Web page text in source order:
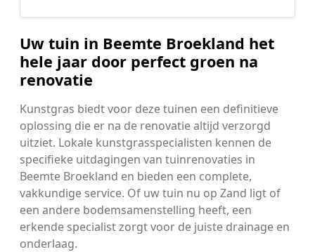
Uw tuin in Beemte Broekland het
hele jaar door perfect groen na
renovatie
Kunstgras biedt voor deze tuinen een definitieve
oplossing die er na de renovatie altijd verzorgd
uitziet. Lokale kunstgrasspecialisten kennen de
specifieke uitdagingen van tuinrenovaties in
Beemte Broekland en bieden een complete,
vakkundige service. Of uw tuin nu op Zand ligt of
een andere bodemsamenstelling heeft, een
erkende specialist zorgt voor de juiste drainage en
onderlaag.